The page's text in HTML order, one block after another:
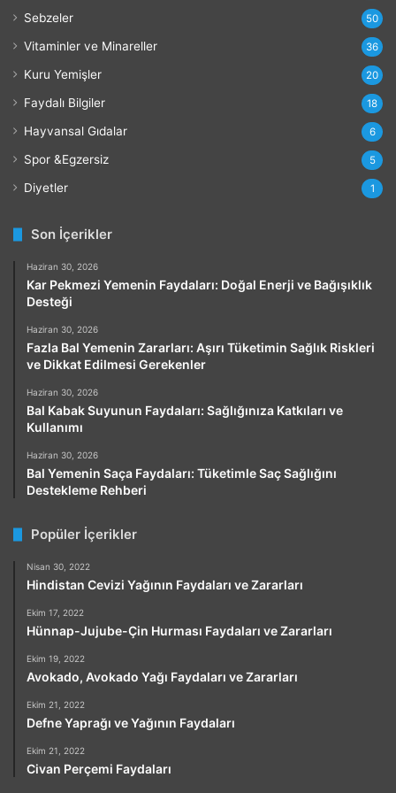
Sebzeler 50
Vitaminler ve Minareller 36
Kuru Yemişler 20
Faydalı Bilgiler 18
Hayvansal Gıdalar 6
Spor &Egzersiz 5
Diyetler 1
Son İçerikler
Haziran 30, 2026
Kar Pekmezi Yemenin Faydaları: Doğal Enerji ve Bağışıklık
Desteği
Haziran 30, 2026
Fazla Bal Yemenin Zararları: Aşırı Tüketimin Sağlık Riskleri
ve Dikkat Edilmesi Gerekenler
Haziran 30, 2026
Bal Kabak Suyunun Faydaları: Sağlığınıza Katkıları ve
Kullanımı
Haziran 30, 2026
Bal Yemenin Saça Faydaları: Tüketimle Saç Sağlığını
Destekleme Rehberi
Popüler İçerikler
Nisan 30, 2022
Hindistan Cevizi Yağının Faydaları ve Zararları
Ekim 17, 2022
Hünnap-Jujube-Çin Hurması Faydaları ve Zararları
Ekim 19, 2022
Avokado, Avokado Yağı Faydaları ve Zararları
Ekim 21, 2022
Defne Yaprağı ve Yağının Faydaları
Ekim 21, 2022
Civan Perçemi Faydaları